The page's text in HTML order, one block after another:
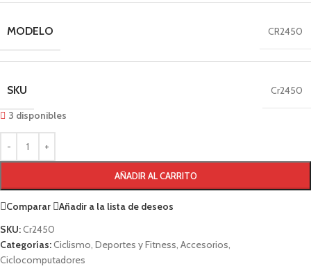
MODELO CR2450
SKU
Cr2450
3 disponibles
AÑADIR AL CARRITO
Comparar
Añadir a la lista de deseos
SKU:Cr2450
Categorías:Ciclismo, Deportes y Fitness, Accesorios,
Ciclocomputadores